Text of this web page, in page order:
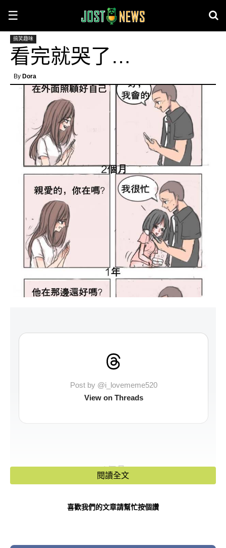
☰
搞笑趣味
看完就哭了…
By Dora
Post by @i_lovememe520
View on Threads
閱讀全文
喜歡我們的文章請幫忙按個讚